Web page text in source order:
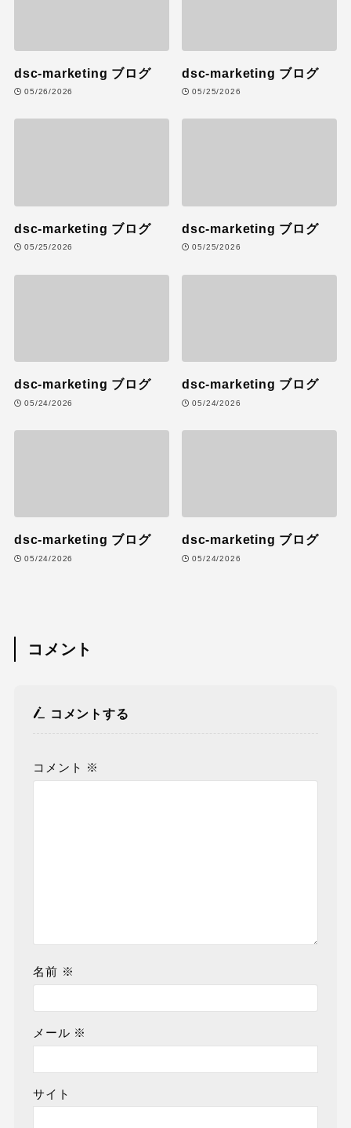
dsc-marketing ブログ
05/26/2026
dsc-marketing ブログ
05/25/2026
dsc-marketing ブログ
05/25/2026
dsc-marketing ブログ
05/25/2026
dsc-marketing ブログ
05/24/2026
dsc-marketing ブログ
05/24/2026
dsc-marketing ブログ
05/24/2026
dsc-marketing ブログ
05/24/2026
コメント
コメントする
コメント ※
名前 ※
メール ※
サイト